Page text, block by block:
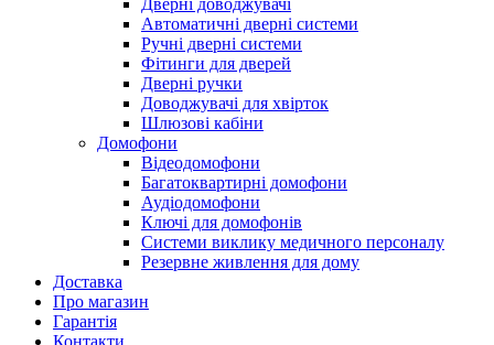
Дверні доводжувачі
Автоматичні дверні системи
Ручні дверні системи
Фітинги для дверей
Дверні ручки
Доводжувачі для хвірток
Шлюзові кабіни
Домофони
Відеодомофони
Багатоквартирні домофони
Аудіодомофони
Ключі для домофонів
Системи виклику медичного персоналу
Резервне живлення для дому
Доставка
Про магазин
Гарантія
Контакти